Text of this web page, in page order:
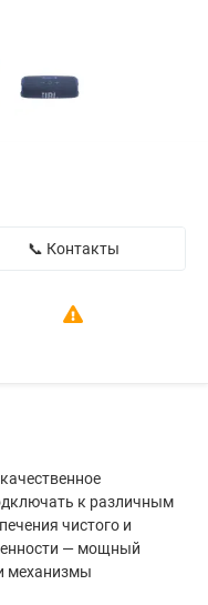
📞 Контакты
к различным
чистого и
— мощный
механизмы